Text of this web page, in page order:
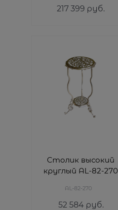
217 399 руб.
Столик высокий
круглый AL-82-270
AL-82-270
52 584 руб.